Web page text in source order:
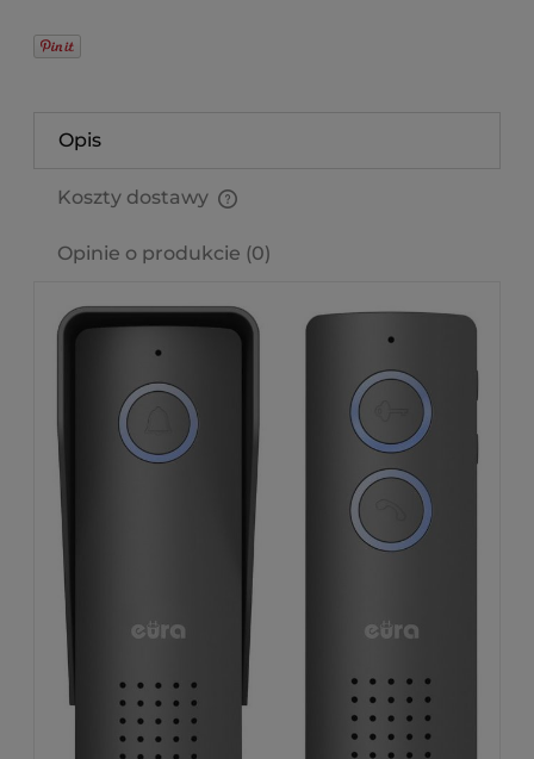
Opis
Koszty dostawy
Opinie o produkcie (0)